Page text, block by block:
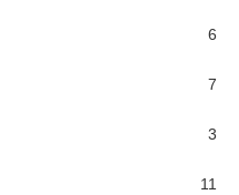
6
7
3
11